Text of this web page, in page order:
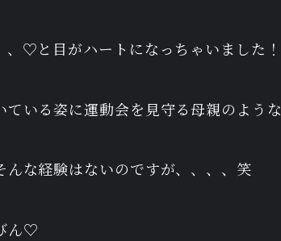
、♡と目がハートになっちゃいました！
ている姿に運動会を見守る母親のような
んな経験はないのですが、、、、笑
ん♡